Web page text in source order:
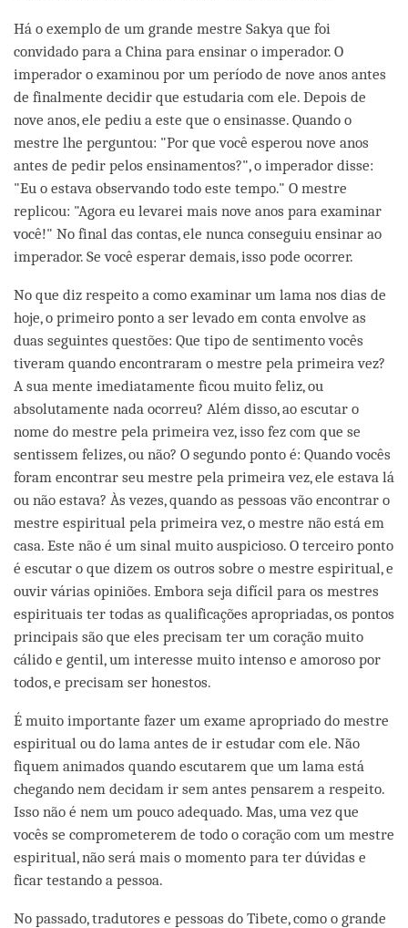
Há o exemplo de um grande mestre Sakya que foi
convidado para a China para ensinar o imperador. O
imperador o examinou por um período de nove anos antes
de finalmente decidir que estudaria com ele. Depois de
nove anos, ele pediu a este que o ensinasse. Quando o
mestre lhe perguntou: "Por que você esperou nove anos
antes de pedir pelos ensinamentos?", o imperador disse:
"Eu o estava observando todo este tempo." O mestre
replicou: "Agora eu levarei mais nove anos para examinar
você!" No final das contas, ele nunca conseguiu ensinar ao
imperador. Se você esperar demais, isso pode ocorrer.
No que diz respeito a como examinar um lama nos dias de
hoje, o primeiro ponto a ser levado em conta envolve as
duas seguintes questões: Que tipo de sentimento vocês
tiveram quando encontraram o mestre pela primeira vez?
A sua mente imediatamente ficou muito feliz, ou
absolutamente nada ocorreu? Além disso, ao escutar o
nome do mestre pela primeira vez, isso fez com que se
sentissem felizes, ou não? O segundo ponto é: Quando vocês
foram encontrar seu mestre pela primeira vez, ele estava lá
ou não estava? Às vezes, quando as pessoas vão encontrar o
mestre espiritual pela primeira vez, o mestre não está em
casa. Este não é um sinal muito auspicioso. O terceiro ponto
é escutar o que dizem os outros sobre o mestre espiritual, e
ouvir várias opiniões. Embora seja difícil para os mestres
espirituais ter todas as qualificações apropriadas, os pontos
principais são que eles precisam ter um coração muito
cálido e gentil, um interesse muito intenso e amoroso por
todos, e precisam ser honestos.
É muito importante fazer um exame apropriado do mestre
espiritual ou do lama antes de ir estudar com ele. Não
fiquem animados quando escutarem que um lama está
chegando nem decidam ir sem antes pensarem a respeito.
Isso não é nem um pouco adequado. Mas, uma vez que
vocês se comprometerem de todo o coração com um mestre
espiritual, não será mais o momento para ter dúvidas e
ficar testando a pessoa.
No passado, tradutores e pessoas do Tibete, como o grande